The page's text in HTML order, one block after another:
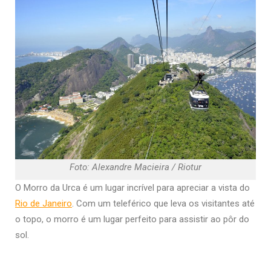
Foto: Alexandre Macieira / Riotur
O Morro da Urca é um lugar incrível para apreciar a vista do
Rio de Janeiro. Com um teleférico que leva os visitantes até
o topo, o morro é um lugar perfeito para assistir ao pôr do
sol.